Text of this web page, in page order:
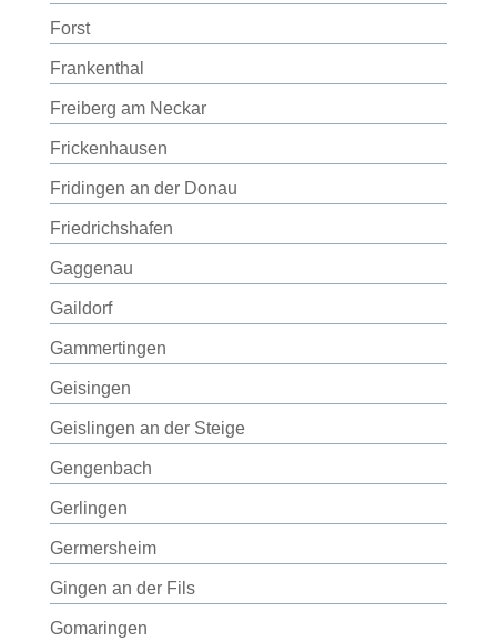
Forst
Frankenthal
Freiberg am Neckar
Frickenhausen
Fridingen an der Donau
Friedrichshafen
Gaggenau
Gaildorf
Gammertingen
Geisingen
Geislingen an der Steige
Gengenbach
Gerlingen
Germersheim
Gingen an der Fils
Gomaringen